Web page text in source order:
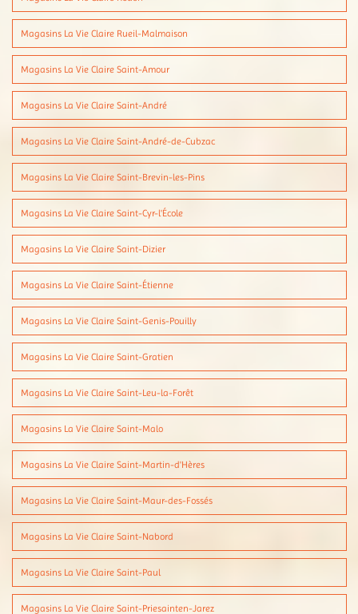
Magasins La Vie Claire Rueil-Malmaison
Magasins La Vie Claire Saint-Amour
Magasins La Vie Claire Saint-André
Magasins La Vie Claire Saint-André-de-Cubzac
Magasins La Vie Claire Saint-Brevin-les-Pins
Magasins La Vie Claire Saint-Cyr-l'École
Magasins La Vie Claire Saint-Dizier
Magasins La Vie Claire Saint-Étienne
Magasins La Vie Claire Saint-Genis-Pouilly
Magasins La Vie Claire Saint-Gratien
Magasins La Vie Claire Saint-Leu-la-Forêt
Magasins La Vie Claire Saint-Malo
Magasins La Vie Claire Saint-Martin-d'Hères
Magasins La Vie Claire Saint-Maur-des-Fossés
Magasins La Vie Claire Saint-Nabord
Magasins La Vie Claire Saint-Paul
Magasins La Vie Claire Saint-Priesainten-Jarez